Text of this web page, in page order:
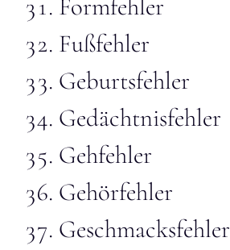
Formfehler
Fußfehler
Geburtsfehler
Gedächtnisfehler
Gehfehler
Gehörfehler
Geschmacksfehler